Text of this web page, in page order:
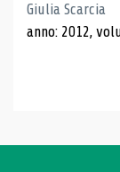
Giulia Scarcia
anno: 2012,